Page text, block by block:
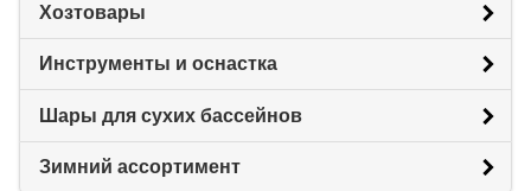
Хозтовары
Инструменты и оснастка
Шары для сухих бассейнов
Зимний ассортимент